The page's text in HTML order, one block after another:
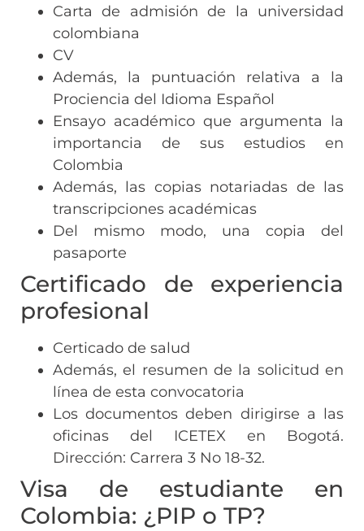
Carta de admisión de la universidad
colombiana
CV
Además, la puntuación relativa a la
Prociencia del Idioma Español
Ensayo académico que argumenta la
importancia de sus estudios en
Colombia
Además, las copias notariadas de las
transcripciones académicas
Del mismo modo, una copia del
pasaporte
Certificado de experiencia
profesional
Certicado de salud
Además, el resumen de la solicitud en
línea de esta convocatoria
Los documentos deben dirigirse a las
oficinas del ICETEX en Bogotá.
Dirección: Carrera 3 No 18-32.
Visa de estudiante en
Colombia: ¿PIP o TP?